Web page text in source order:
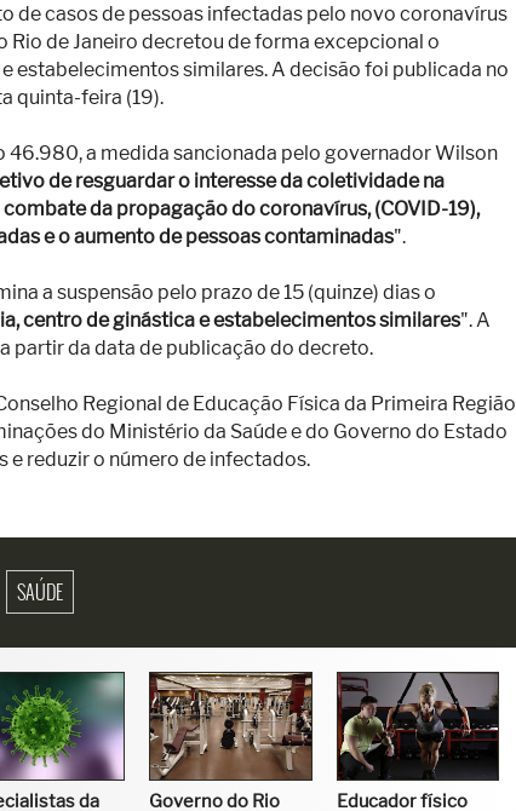
de casos de pessoas infectadas pelo novo coronavírus
Rio de Janeiro decretou de forma excepcional o
estabelecimentos similares. A decisão foi publicada no
quinta-feira (19).
46.980, a medida sancionada pelo governador Wilson
de resguardar o interesse da coletividade na
da propagação do coronavírus, (COVID-19),
e o aumento de pessoas contaminadas".
a suspensão pelo prazo de 15 (quinze) dias o
centro de ginástica e estabelecimentos similares". A
partir da data de publicação do decreto.
Regional de Educação Física da Primeira Região
do Ministério da Saúde e do Governo do Estado
e reduzir o número de infectados.
SAÚDE
da
Governo do Rio
Educador físico